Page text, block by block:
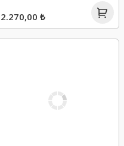
2.270,00 ₺